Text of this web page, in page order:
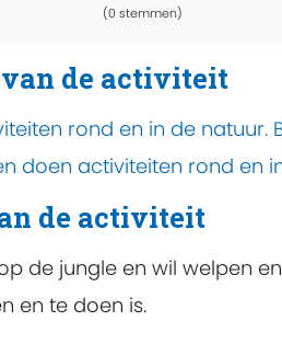
(0 stemmen)
de activiteit
rond en in de
doen activiteiten rond en
de activiteit
de jungle en wil welpen
en te doen is.